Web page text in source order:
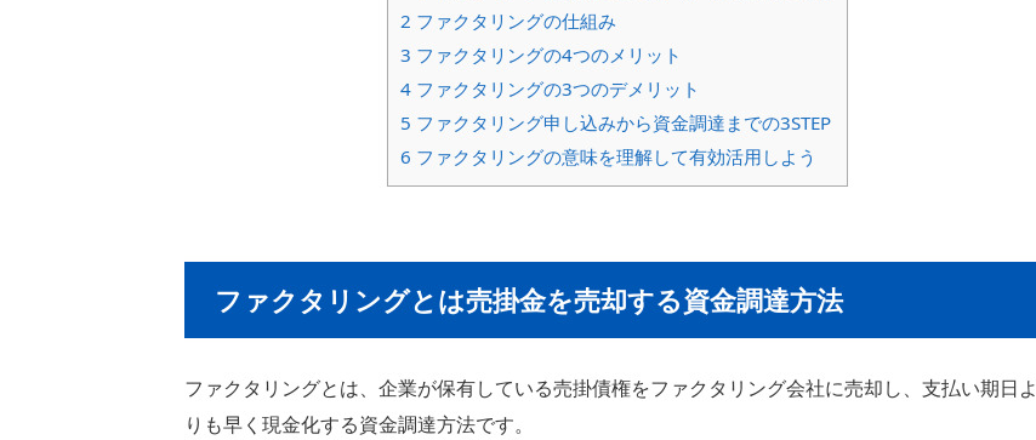
2 ファクタリングの仕組み
3 ファクタリングの4つのメリット
4 ファクタリングの3つのデメリット
5 ファクタリング申し込みから資金調達までの3STEP
6 ファクタリングの意味を理解して有効活用しよう
ファクタリングとは売掛金を売却する資金調達方法
ファクタリングとは、企業が保有している売掛債権をファクタリング会社に売却し、支払い期日よ
りも早く現金化する資金調達方法です。